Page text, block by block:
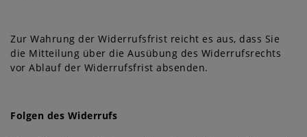
Zur Wahrung der Widerrufsfrist reicht es aus, dass Sie
die Mitteilung über die Ausübung des Widerrufsrechts
vor Ablauf der Widerrufsfrist absenden.
Folgen des Widerrufs